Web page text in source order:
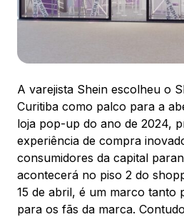
ENDEREÇO
Av. Sete de Setembro, 2775 -
Chamar Uber
CONTATO
(41) 3094-5300
WhatsApp
A varejista Shein escolheu o
Curitiba como palco para a
loja pop-up do ano de 2024,
experiência de compra
consumidores da capital
acontecerá no piso 2 do
15 de abril, é um marco tanto
para os fãs da marca.